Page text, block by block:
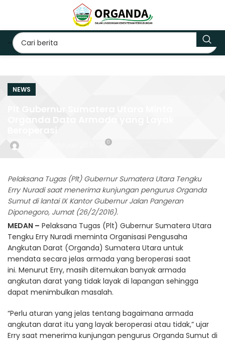
NEWS
0
Pelaksana Tugas (Plt) Gubernur Sumatera Utara Tengku
Erry Nuradi saat menerima kunjungan pengurus Organda
Sumut di lantai IX Kantor Gubernur Jalan Pangeran
Diponegoro, Jumat (26/2/2016).
MEDAN – Pelaksana Tugas (Plt) Gubernur Sumatera Utara
Tengku Erry Nuradi meminta Organisasi Pengusaha
Angkutan Darat (Organda) Sumatera Utara untuk
mendata secara jelas armada yang beroperasi saat
ini. Menurut Erry, masih ditemukan banyak armada
angkutan darat yang tidak layak di lapangan sehingga
dapat menimbulkan masalah.
“Perlu aturan yang jelas tentang bagaimana armada
angkutan darat itu yang layak beroperasi atau tidak,” ujar
Erry saat menerima kunjungan pengurus Organda Sumut di